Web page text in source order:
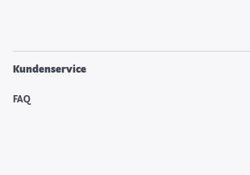
Kundenservice
FAQ